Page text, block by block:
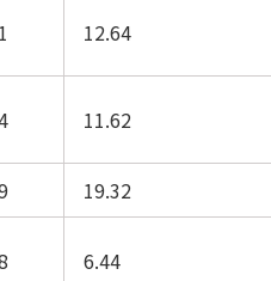
12.64
11.62
19.32
6.44